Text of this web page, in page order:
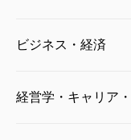
知的障害者には
る。しかし、「で
るのではなく、
れをビジネスに転
こと・やろうと
ビジネス・経済
経営学・キャリア